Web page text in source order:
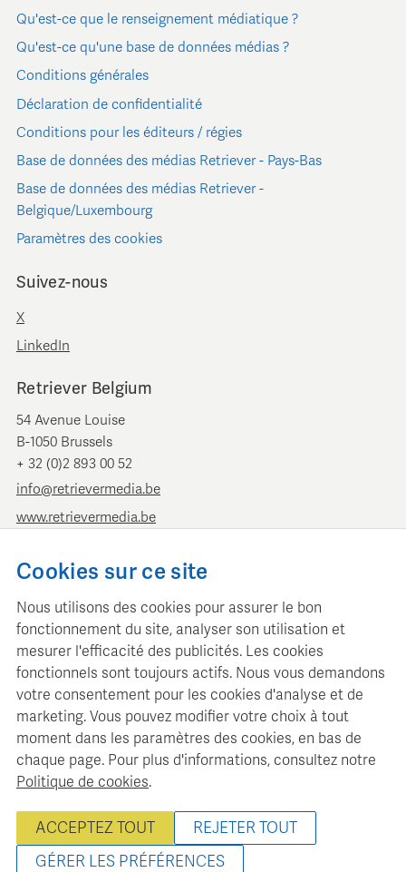
Qu'est-ce que le renseignement médiatique ?
Qu'est-ce qu'une base de données médias ?
Conditions générales
Déclaration de confidentialité
Conditions pour les éditeurs / régies
Base de données des médias Retriever - Pays-Bas
Base de données des médias Retriever -
Belgique/Luxembourg
Paramètres des cookies
Suivez-nous
X
LinkedIn
Retriever Belgium
54 Avenue Louise
B-1050 Brussels
+ 32 (0)2 893 00 52
info@retrievermedia.be
www.retrievermedia.be
Retriever Pays-Bas
1054 GT Amsterdam
+ 31 (0)20 379 11 01
info@retriever.nl
www.retriever.nl
Retriever Media Information gère une base de données médias
structurée pour la planification et l'analyse médias
professionnelles.
© 2022 - 2026 Retriever Media Belgique - Tous droits réservés
Cookies sur ce site
Nous utilisons des cookies pour assurer le bon
fonctionnement du site, analyser son utilisation et
mesurer l'efficacité des publicités. Les cookies
fonctionnels sont toujours actifs. Nous vous demandons
votre consentement pour les cookies d'analyse et de
marketing. Vous pouvez modifier votre choix à tout
moment dans les paramètres des cookies, en bas de
chaque page. Pour plus d'informations, consultez notre
Politique de cookies.
ACCEPTEZ TOUT
REJETER TOUT
GÉRER LES PRÉFÉRENCES